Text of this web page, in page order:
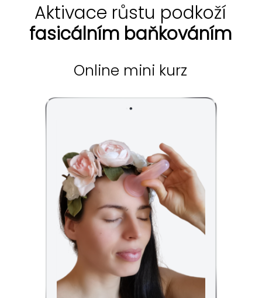
Aktivace růstu podkoží
fasicálním baňkováním
Online mini kurz